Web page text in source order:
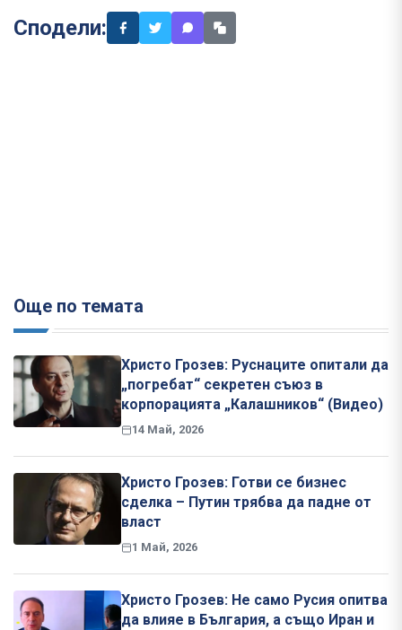
Сподели:
Още по темата
Христо Грозев: Руснаците опитали да
„погребат“ секретен съюз в
корпорацията „Калашников“ (Видео)
14 Май, 2026
Христо Грозев: Готви се бизнес
сделка – Путин трябва да падне от
власт
1 Май, 2026
Христо Грозев: Не само Русия опитва
да влияе в България, а също Иран и